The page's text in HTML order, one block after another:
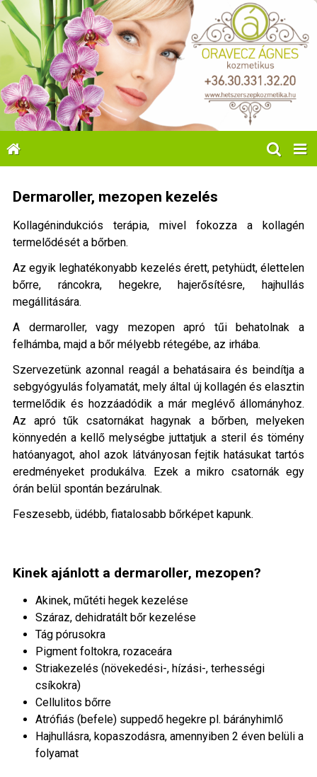
Dermaroller, mezopen kezelés
Kollagénindukciós terápia, mivel fokozza a kollagén
termelődését a bőrben.
Az egyik leghatékonyabb kezelés érett, petyhüdt, élettelen
bőrre, ráncokra, hegekre, hajerősítésre, hajhullás
megállitására.
A dermaroller, vagy mezopen apró tűi behatolnak a
felhámba, majd a bőr mélyebb rétegébe, az irhába.
Szervezetünk azonnal reagál a behatásaira és beindítja a
sebgyógyulás folyamatát, mely által új kollagén és elasztin
termelődik és hozzáadódik a már meglévő állományhoz.
Az apró tűk csatornákat hagynak a bőrben, melyeken
könnyedén a kellő melységbe juttatjuk a steril és tömény
hatóanyagot, ahol azok látványosan fejtik hatásukat tartós
eredményeket produkálva. Ezek a mikro csatornák egy
órán belül spontán bezárulnak.
Feszesebb, üdébb, fiatalosabb bőrképet kapunk.
Kinek ajánlott a dermaroller, mezopen?
Akinek, műtéti hegek kezelése
Száraz, dehidratált bőr kezelése
Tág pórusokra
Pigment foltokra, rozaceára
Striakezelés (növekedési-, hízási-, terhességi
csíkokra)
Cellulitos bőrre
Atrófiás (befele) suppedő hegekre pl. bárányhimlő
Hajhullásra, kopaszodásra, amennyiben 2 éven belüli a
folyamat